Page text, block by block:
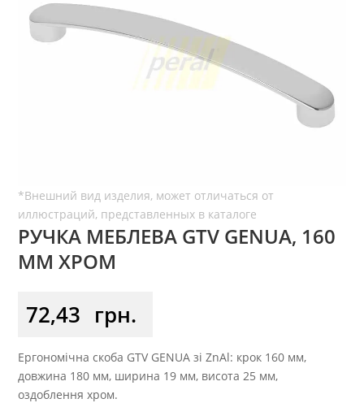
РУЧКА МЕБЛЕВА GTV GENUA, 160
ММ ХРОМ
72,43 грн.
Ергономічна скоба GTV GENUA зі ZnAl: крок 160 мм,
довжина 180 мм, ширина 19 мм, висота 25 мм,
оздоблення хром.